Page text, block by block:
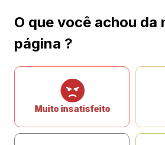
O que você achou da
página ?
Muito insatisfeito